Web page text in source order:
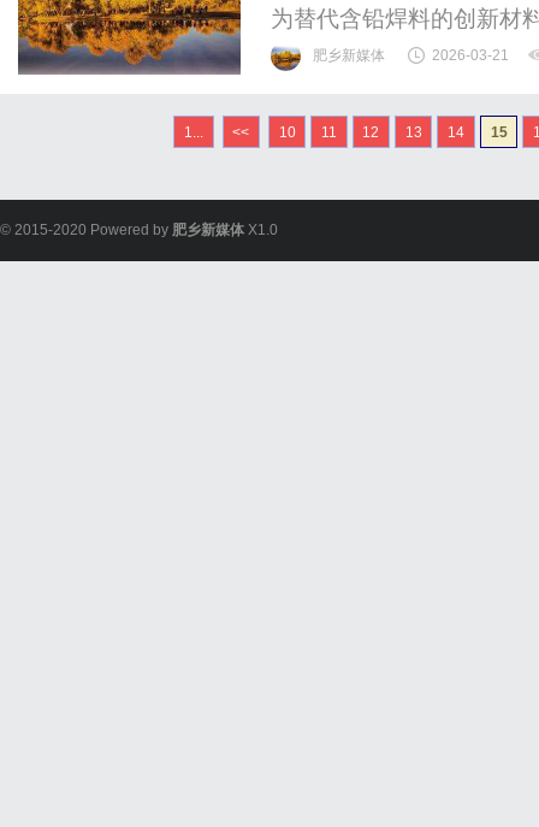
为替代含铅焊料的创新材
靠性，响应全球环保法规
肥乡新媒体 2026-03-21
1... << 10 11 12 13 14 15
© 2015-2020 Powered by 肥乡新媒体 X1.0